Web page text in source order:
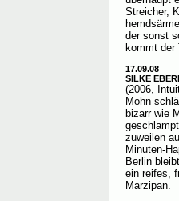
Streicher,
der sonst
kommt der
17.09.08
SILKE
(2006,
Mohn
bizarr wie
zuweilen
Minuten-
Berlin
ein reifes,
Marzipan.